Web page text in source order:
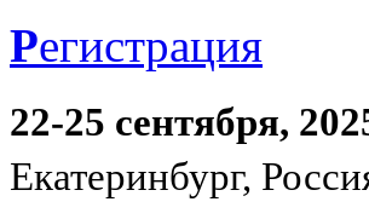
Регистрация
22-25 сентября,
Екатеринбург,